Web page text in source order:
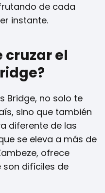
de cada
instante.
cruzar el
Bridge, no solo te
sino que también
diferente de las
se eleva a más de
ofrece
difíciles de